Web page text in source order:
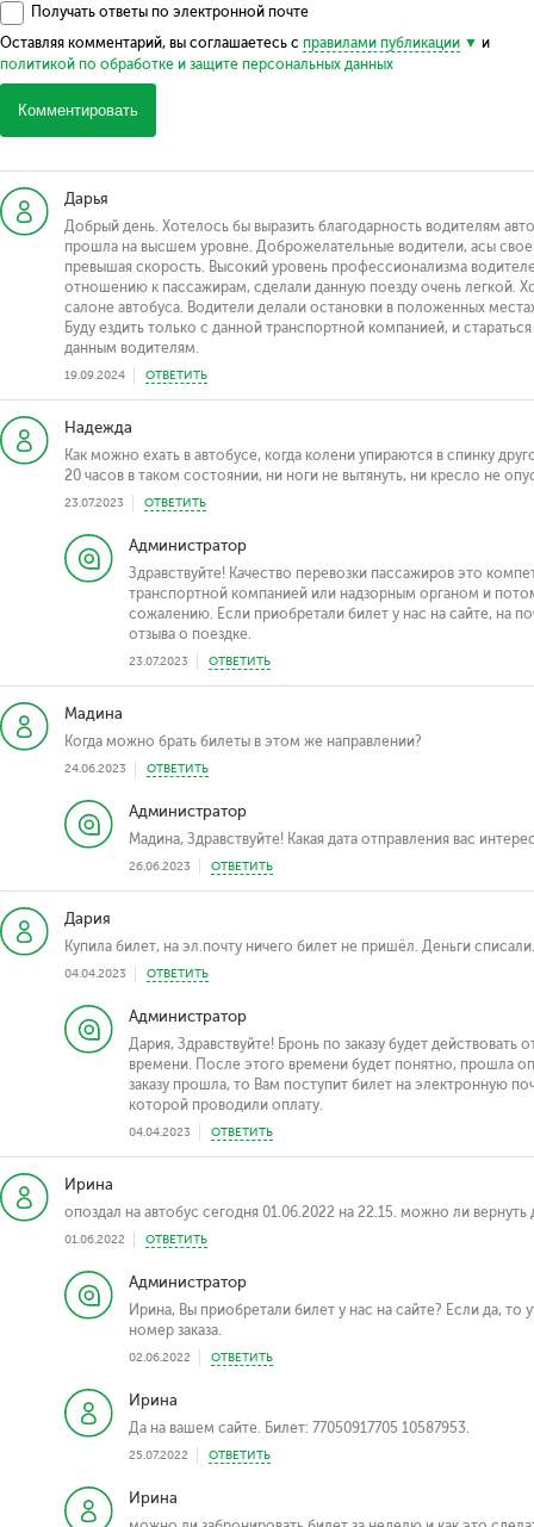
Получать ответы по электронной почте
Оставляя комментарий, вы соглашаетесь с правилами публикации
и
политикой по обработке и защите персональных данных
Комментировать
Дарья
Добрый день. Хотелось бы выразить благодарность водителям
прошла на высшем уровне. Доброжелательные водители, асы
превышая скорость. Высокий уровень профессионализма
отношению к пассажирам, сделали данную поезду очень легкой.
салоне автобуса. Водители делали остановки в положенных
Буду ездить только с данной транспортной компанией, и
данным водителям.
19.09.2024 ОТВЕТИТЬ
Надежда
Как можно ехать в автобусе, когда колени упираются в спинку
20 часов в таком состоянии, ни ноги не вытянуть, ни кресло не
23.07.2023 ОТВЕТИТЬ
Администратор
Здравствуйте! Качество перевозки пассажиров это
транспортной компанией или надзорным органом и
сожалению. Если приобретали билет у нас на сайте, на
отзыва о поездке.
23.07.2023 ОТВЕТИТЬ
Мадина
Когда можно брать билеты в этом же направлении?
24.06.2023 ОТВЕТИТЬ
Администратор
Мадина, Здравствуйте! Какая дата отправления вас
26.06.2023 ОТВЕТИТЬ
Дария
Купила билет, на эл.почту ничего билет не пришёл. Деньги
04.04.2023 ОТВЕТИТЬ
Администратор
Дария, Здравствуйте! Бронь по заказу будет
времени. После этого времени будет понятно, прошла
заказу прошла, то Вам поступит билет на электронную
которой проводили оплату.
04.04.2023 ОТВЕТИТЬ
Ирина
опоздал на автобус сегодня 01.06.2022 на 22.15. можно ли вернуть
01.06.2022 ОТВЕТИТЬ
Администратор
Ирина, Вы приобретали билет у нас на сайте? Если да,
номер заказа.
02.06.2022 ОТВЕТИТЬ
Ирина
Да на вашем сайте. Билет: 77050917705 10587953.
25.07.2022 ОТВЕТИТЬ
Ирина